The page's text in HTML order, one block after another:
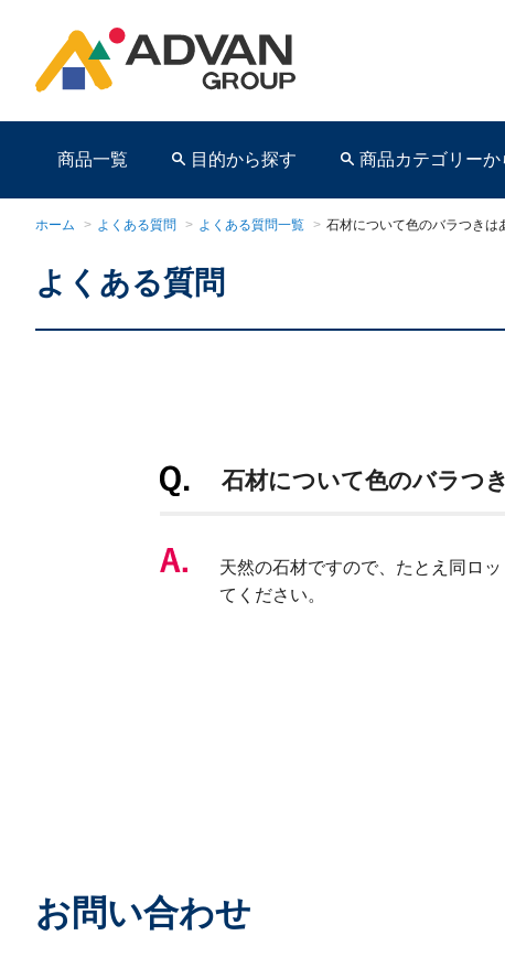
商品一覧 目的から探す 商品カテゴリーか
ホーム > よくある質問 > よくある質問一覧 > 石材について色のバラつきは
よくある質問
石材について色のバラつ
天然の石材ですので、たとえ同ロ
てください。
お問い合わせ